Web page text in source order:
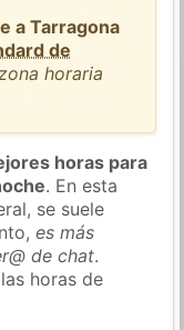
a Tarragona
de
horaria
horas para
. En esta
se suele
es más
de chat.
horas de